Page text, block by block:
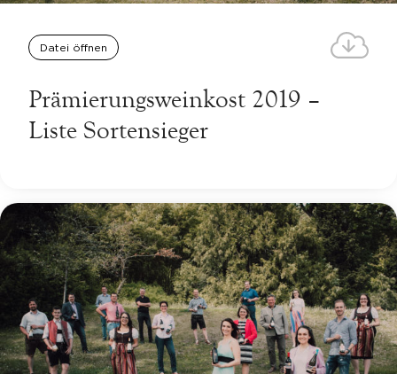
Datei öffnen
Prämierungsweinkost 2019 –
Liste Sortensieger